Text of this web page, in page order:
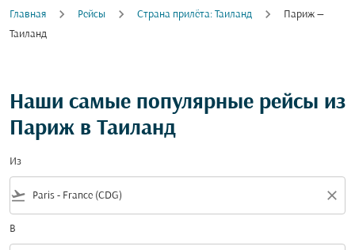
Главная Рейсы Cтрана прилёта: Таиланд
Париж —
Таиланд
Наши самые популярные рейсы из
Париж в Таиланд
Из
flight_takeoff close
В